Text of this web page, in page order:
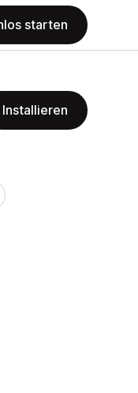
starten
Installieren